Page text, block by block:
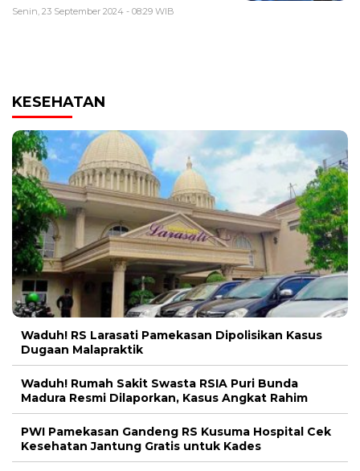
Senin, 23 September 2024 - 08:29 WIB
KESEHATAN
Waduh! RS Larasati Pamekasan Dipolisikan Kasus
Dugaan Malapraktik
Waduh! Rumah Sakit Swasta RSIA Puri Bunda
Madura Resmi Dilaporkan, Kasus Angkat Rahim
PWI Pamekasan Gandeng RS Kusuma Hospital Cek
Kesehatan Jantung Gratis untuk Kades